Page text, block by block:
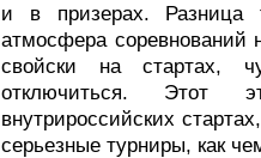
и в призерах.
атмосфера соревнований
свойски на стартах,
отключиться. Этот
внутрироссийских
серьезные турниры, как